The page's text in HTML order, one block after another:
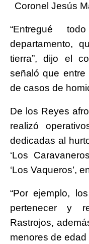
Coronel Jesús
“Entregué
departamento,
tierra”, dijo el
señaló que
de casos de
De los Reyes
realizó
dedicadas al
‘Los
‘Los Vaqueros’,
“Por ejemplo,
pertenecer y
Rastrojos,
menores de edad